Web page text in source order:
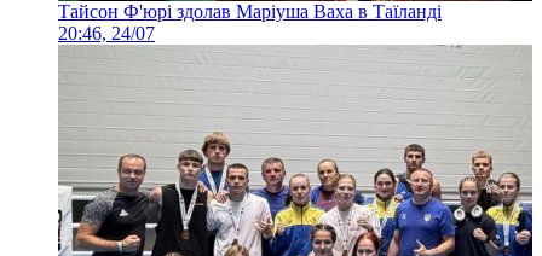
Тайсон Ф'юрі здолав Маріуша Ваха в Таїланді
20:46, 24/07